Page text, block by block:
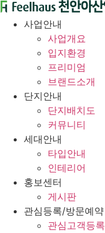
콘
사업안내
사업개요
입지환경
프리미엄
브랜드소개
단지안내
단지배치도
커뮤니티
세대안내
타입안내
인테리어
홍보센터
게시판
관심등록/방문예약
관심고객등록